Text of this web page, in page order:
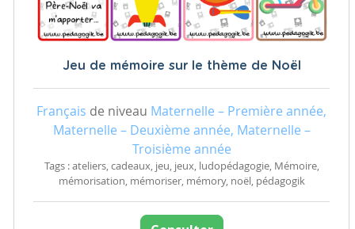
Jeu de mémoire sur le thème de Noël
Français de niveau Maternelle – Première année,
Maternelle – Deuxième année, Maternelle –
Troisième année
Tags : ateliers, cadeaux, jeu, jeux, ludopédagogie, Mémoire,
mémorisation, mémoriser, mémory, noël, pédagogik